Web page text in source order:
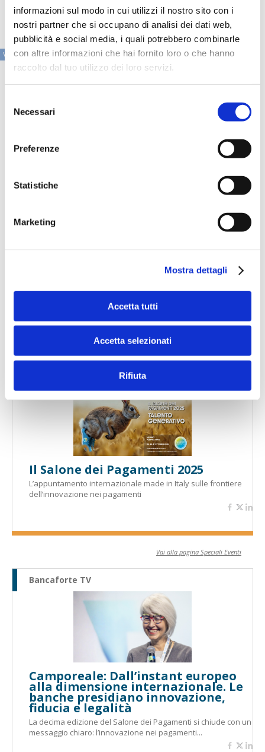
informazioni sul modo in cui utilizzi il nostro sito con i
nostri partner che si occupano di analisi dei dati web,
pubblicità e social media, i quali potrebbero combinarle
con altre informazioni che hai fornito loro o che hanno
raccolto dal tuo utilizzo dei loro servizi.
delNecessari
Preferenze
Statistiche
Marketing
Mostra dettagli
Accetta tutti
Accetta selezionati
Rifiuta
collaborazione".
VAI ALLA SEZIONE IN PRIMO PIANO
Banche per l'inclusione
Il Salone dei Pagamenti 2025
L’appuntamento internazionale made in Italy sulle frontiere
dell’innovazione nei pagamenti
Vai alla pagina Speciali Eventi
Bancaforte TV
Camporeale: Dall’instant europeo
alla dimensione internazionale. Le
banche presidiano innovazione,
fiducia e legalità
La decima edizione del Salone dei Pagamenti si chiude con un
messaggio chiaro: l’innovazione nei pagamenti...